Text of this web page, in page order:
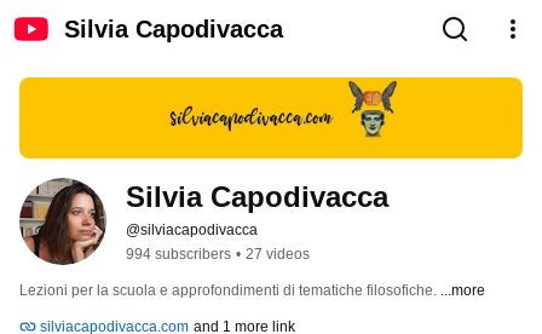
Silvia Capodivacca
Silvia Capodivacca
@silviacapodivacca
994 subscribers • 27 videos
Lezioni per la scuola e approfondimenti di tematiche filosofiche. ...more
silviacapodivacca.com and 1 more link